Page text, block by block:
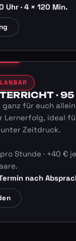
Uhr · 4 × 120 Min.
·
ganz für euch
Lernerfolg, ideal
Zeitdruck.
Stunde · +40 €
nach